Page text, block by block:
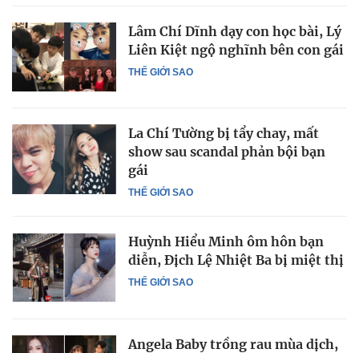
THẾ GIỚI SAO
Lâm Chí Dĩnh dạy con học bài, Lý
Liên Kiệt ngộ nghĩnh bên con gái
THẾ GIỚI SAO
La Chí Tường bị tẩy chay, mất
show sau scandal phản bội bạn
gái
THẾ GIỚI SAO
Huỳnh Hiểu Minh ôm hôn bạn
diễn, Địch Lệ Nhiệt Ba bị miệt thị
Angela Baby trồng rau mùa dịch,